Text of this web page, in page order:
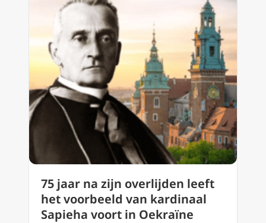
75 jaar na zijn overlijden leeft
het voorbeeld van kardinaal
Sapieha voort in Oekraïne